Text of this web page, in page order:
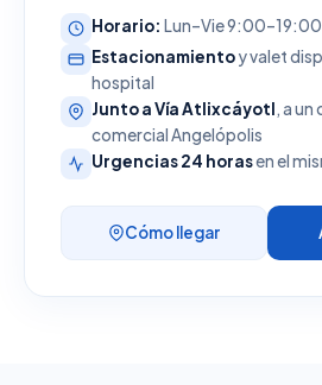
Horario: Lun–Vie
Estacionamientoy valet
hospital
Junto a Vía Atlixcáyotl, a
comercial Angelópolis
Urgencias 24 horasen el
Cómo llegar